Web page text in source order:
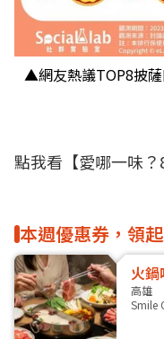
▲網友熱議TOP8披薩
點我看 【愛哪一味
本週優惠券，領
火
高雄
Smile